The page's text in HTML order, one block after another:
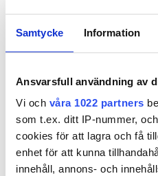
Samtycke Information
Ansvarsfull användning av
Vi och våra 1022 partners
som t.ex. ditt IP-nummer,
cookies för att lagra och få
enhet för att kunna
innehåll, annons- och
ELLER PLEJD?
DÄRFÖR REV
ANVÄNDARE
MINIMALISM STYR
TÄNKER KUNDERNA NU
FÖREDRAR KABEL I NYA